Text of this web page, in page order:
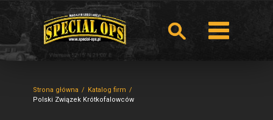
Strona główna
Katalog firm
Polski Związek Krótkofalowców